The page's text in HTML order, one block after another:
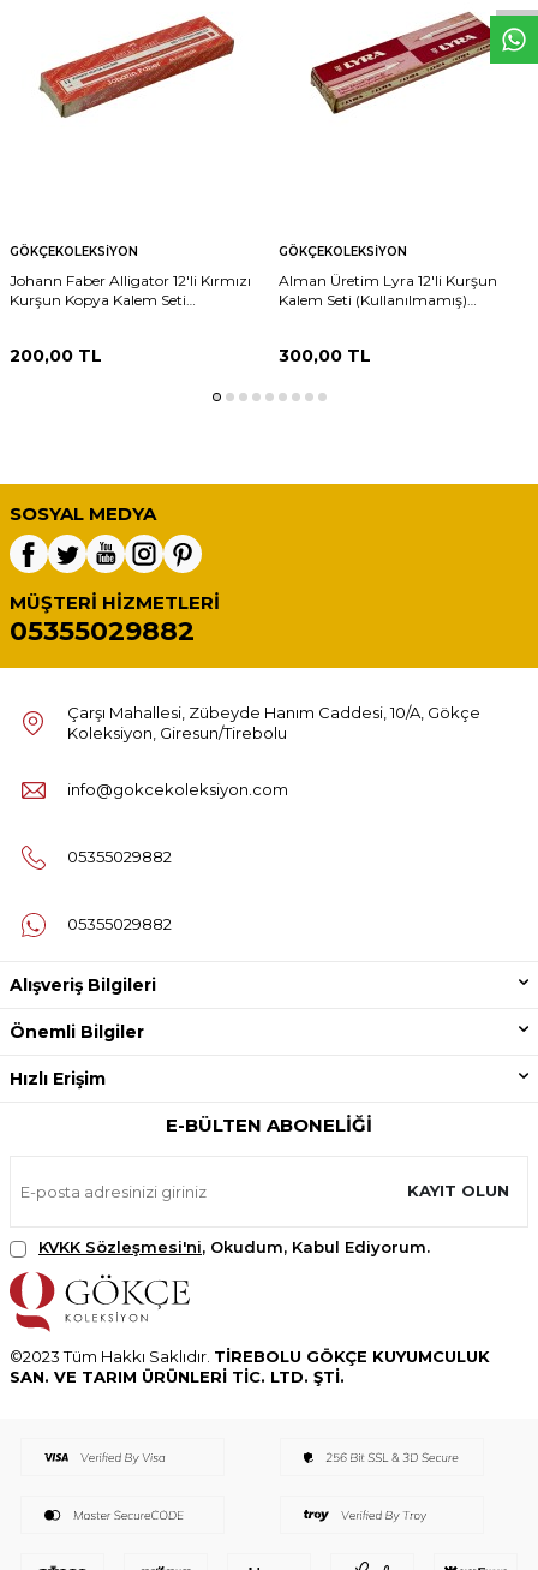
GÖKÇEKOLEKSIYON
Johann Faber Alligator 12'li Kırmızı
Kurşun Kopya Kalem Seti
200,00 TL
GÖKÇEKOLEKSIYON
Alman Üretim Lyra 12'li Kurşun
Kalem Seti (Kullanılmamış)
300,00TL
SOSYAL MEDYA
MÜŞTERI HIZMETLERI
05355029882
Çarşı Mahallesi, Zübeyde Hanım Caddesi, 10/A, Gökçe
Koleksiyon, Giresun/Tirebolu
info@gokcekoleksiyon.com
05355029882
05355029882
Alışveriş Bilgileri
Önemli Bilgiler
Hızlı Erişim
E-BÜLTEN ABONELIĞI
KAYIT OLUN
KVKK Sözleşmesi'ni, Okudum, Kabul Ediyorum.
©2023 Tüm Hakkı Saklıdır. TİREBOLU GÖKÇE KUYUMCULUK
SAN. VE TARIM ÜRÜNLERİ TİC. LTD. ŞTİ.